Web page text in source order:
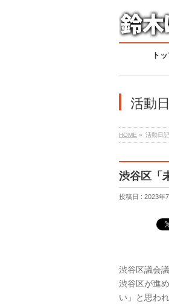
ト
活動
HOME » 活動日
渋谷区「
投稿日 : 2023年
渋谷区議会
渋谷区が進
い」と思わ